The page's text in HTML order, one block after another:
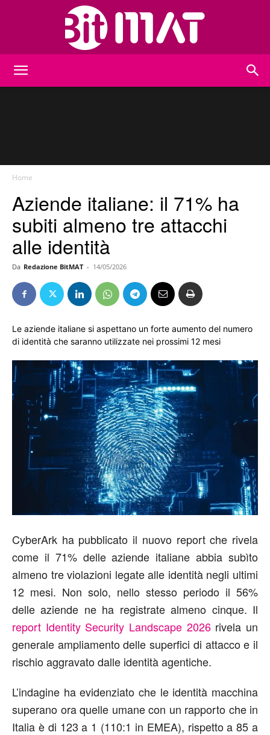
Home
Aziende italiane: il 71% ha
subiti almeno tre attacchi
alle identità
Da Redazione BitMAT - 14/05/2026
Le aziende italiane si aspettano un forte aumento del numero
di identità che saranno utilizzate nei prossimi 12 mesi
CyberArk ha pubblicato il nuovo reportche rivela
come il 71% delleaziende italiane abbia subìto
almeno tre violazioni legate alle identità negli ultimi
12 mesi. Non solo, nello stesso periodo il 56%
delle aziende ne ha registrate almeno cinque. Il
report Identity Security Landscape 2026rivela un
generale ampliamentodelle superfici di attacco e il
rischioaggravatodalle identità agentiche.
L’indagine ha evidenziato che le identità macchina
superano ora quelle umane con un rapporto che in
Italia è di 123 a 1 (110:1 in EMEA), rispetto a 85 a